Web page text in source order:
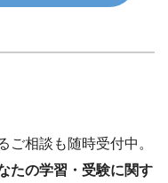
ご相談も随時受付中。
たの学習・受験に関す